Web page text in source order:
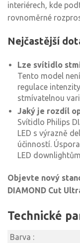
interiérech, kde
rovnoměrné
Nejčastější
Lze svítidlo
Tento model
regulace
stmívatelnou
Jaký je rozdíl
Svítidlo Philips
LED s výrazně
účinností.
LED
Objevte nový
DIAMOND Cut
Technické
Barva :